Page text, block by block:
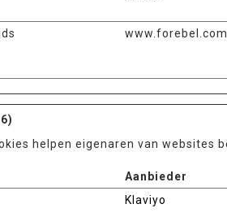
www.forebel.com
helpen eigenaren van websites
Aanbieder
Klaviyo